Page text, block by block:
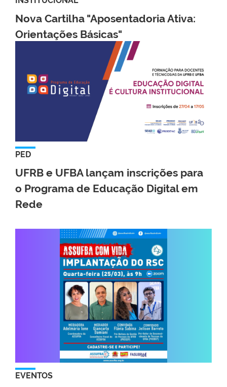
Nova Cartilha "Aposentadoria Ativa:
Orientações Básicas"
PED
UFRB e UFBA lançam inscrições para
o Programa de Educação Digital em
Rede
EVENTOS